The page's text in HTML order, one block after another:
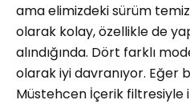
ama elimizdeki sürüm
olarak kolay, özellikle de
alındığında. Dört farklı
olarak iyi davranıyor. Eğer
Müstehcen İçerik filtresiyle